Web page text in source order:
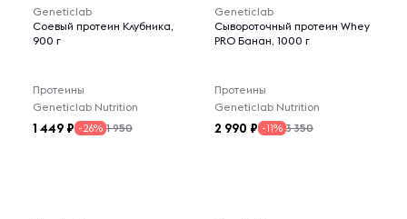
Geneticlab
Соевый протеин Клубника,
900 г
Протеины
Geneticlab Nutrition
1 449 -26% 1 950
Geneticlab
Сывороточный протеин Whey
PRO Банан, 1000 г
Протеины
Geneticlab Nutrition
2 990 -11% 3 350